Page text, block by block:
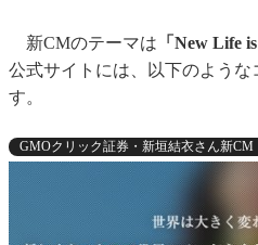
新CMのテーマは 「New Life
公式サイトには、以下のような
す。
GMOクリック証券・新垣結衣さん新